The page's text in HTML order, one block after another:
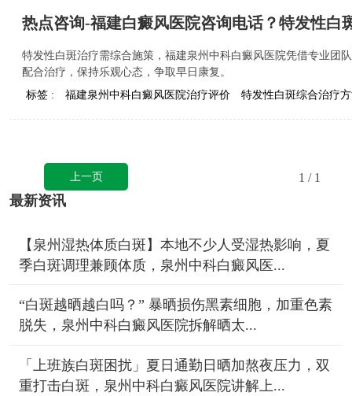
热点咨询-福建白癜风医院咨询电话？特发性白
特发性白斑治疗需综合施策，福建泉州中科白癜风医院凭借专业团
配合治疗，保持乐观心态，争取早日康复。
标签 :
福建泉州中科白癜风医院治疗评价 特发性白斑综合治疗
上一页 1 / 1
最新资讯
【泉州湿热体质白斑】本地不少人受湿热影响，夏
季白斑调理兼顾体质，泉州中科白癜风医...
“白斑越晒越白吗？” 暴晒损伤黑素细胞，加重色素
脱失，泉州中科白癜风医院拆解晒太...
「上班族白斑困扰」夏日通勤日晒加熬夜压力，双
重打击白斑，泉州中科白癜风医院讲解上...